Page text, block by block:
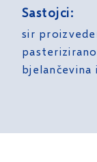
Sastojci:
sir
bjelančevina